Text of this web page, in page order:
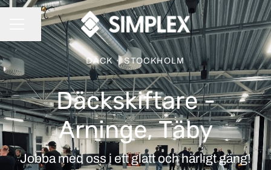
KARRIÄRMENY
Dela sidan
DÄCK · STOCKHOLM
Däckskiftare -
Arninge, Täby
Jobba med oss i ett glatt och härligt gäng!